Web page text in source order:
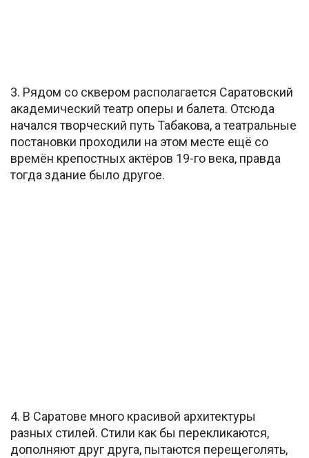
3. Рядом со сквером располагается Саратовский
академический театр оперы и балета. Отсюда
начался творческий путь Табакова, а театральные
постановки проходили на этом месте ещё со
времён крепостных актёров 19-го века, правда
тогда здание было другое.
4. В Саратове много красивой архитектуры
разных стилей. Стили как бы перекликаются,
дополняют друг друга, пытаются перещеголять,